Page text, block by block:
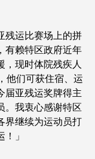
残运比赛场上的拼
有赖特区政府近年
，现时体院残疾人
他们可获住宿、运
届亚残运奖牌得主
。我衷心感谢特区
界继续为运动员打
」